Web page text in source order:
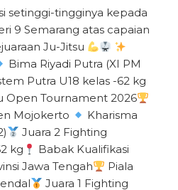
setinggi-tingginya kepada
9 Semarang atas capaian
Ju-Jitsu
Bima Riyadi Putra (XI PM
Putra U18 kelas -62 kg
Open Tournament 2026
Mojokerto
Kharisma
Juara 2 Fighting
kg
Babak Kualifikasi
Jawa Tengah
Piala
Juara 1 Fighting